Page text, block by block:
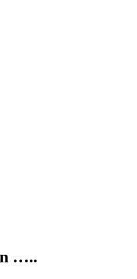
Musik, Texte
Botschaft
…..